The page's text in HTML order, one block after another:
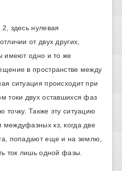
здесь нулевая
от двух других,
имеют одно и то же
в пространстве между
ситуация происходит при
токи двух оставшихся фаз
точку. Также эту ситуацию
кз, когда две
попадают еще и на землю,
ток лишь одной фазы.